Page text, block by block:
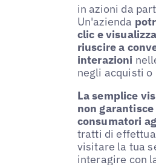
in azioni da
Un'azienda
clic e
riuscire a
interazioni
negli acquisti
La semplice
non garantisce
consumatori
tratti di
visitare la tua
interagire con